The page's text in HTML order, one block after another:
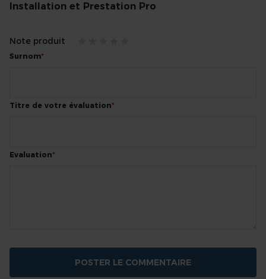
Installation et Prestation Pro
Note produit
Surnom
Titre de votre évaluation
Evaluation
POSTER LE COMMENTAIRE